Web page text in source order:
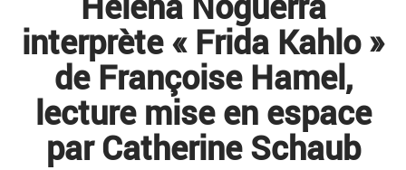
interprète « Frida Kahlo »
de Françoise Hamel,
lecture mise en espace
par Catherine Schaub